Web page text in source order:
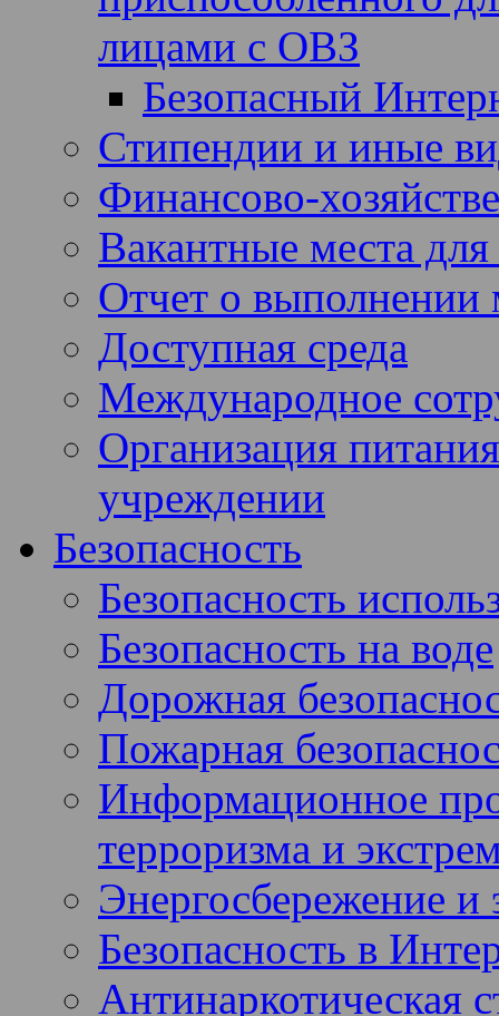
лицами с ОВЗ
Безопасный
Стипендии и иные
Финансово-
Вакантные места
Отчет о выполнении
Доступная среда
Международное
Организация
учреждении
Безопасность
Безопасность
Безопасность на воде
Дорожная
Пожарная
Информационное
терроризма и
Энергосбережение и
Безопасность в
Антинаркотическая